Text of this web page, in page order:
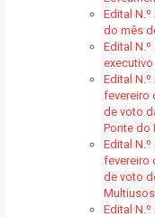
Edital
do mês
Edital
Edital
fevereiro
de voto
Ponte do
Edital
fevereiro
de voto
Multiusos
Edital